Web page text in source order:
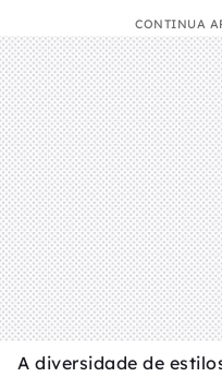
CONTINUA
A diversidade de